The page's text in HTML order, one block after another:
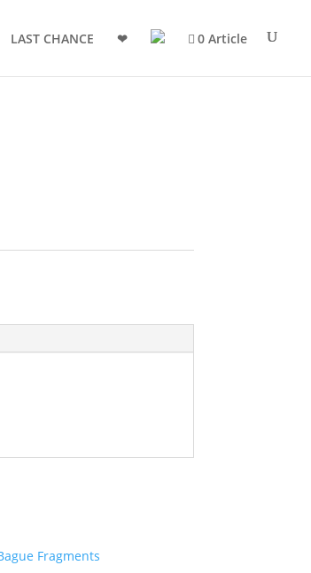
LAST CHANCE ❤ 0 Article